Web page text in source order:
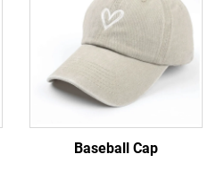
Baseball Cap